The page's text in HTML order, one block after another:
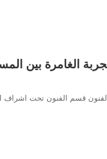
الغامرة بين
الفنون قسم الفنون تحت اشراف